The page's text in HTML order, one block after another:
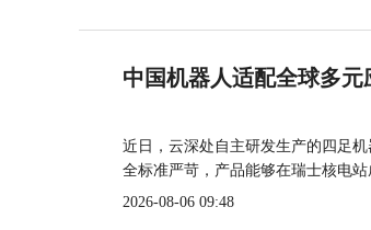
中国机器人适配全球多元
近日，云深处自主研发生产的四足
全标准严苛，产品能够在瑞士核电
2026-08-06 09:48